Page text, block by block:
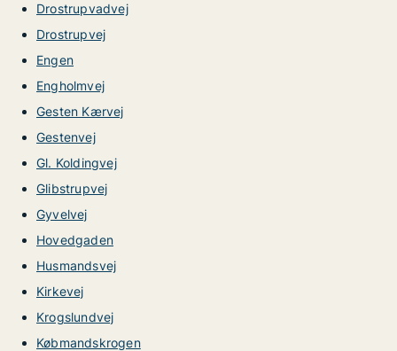
Drostrupvadvej
Drostrupvej
Engen
Engholmvej
Gesten Kærvej
Gestenvej
Gl. Koldingvej
Glibstrupvej
Gyvelvej
Hovedgaden
Husmandsvej
Kirkevej
Krogslundvej
Købmandskrogen